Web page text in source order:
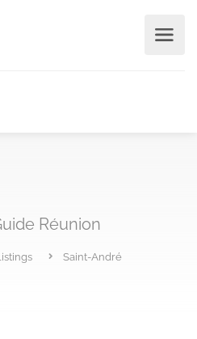
Réunion
Saint-André